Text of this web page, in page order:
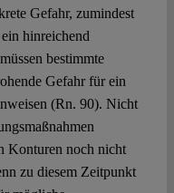
Gefahr, zumindest
hinreichend
bestimmte
Gefahr für ein
(Rn. 90). Nicht
Konturen noch nicht
zu diesem Zeitpunkt